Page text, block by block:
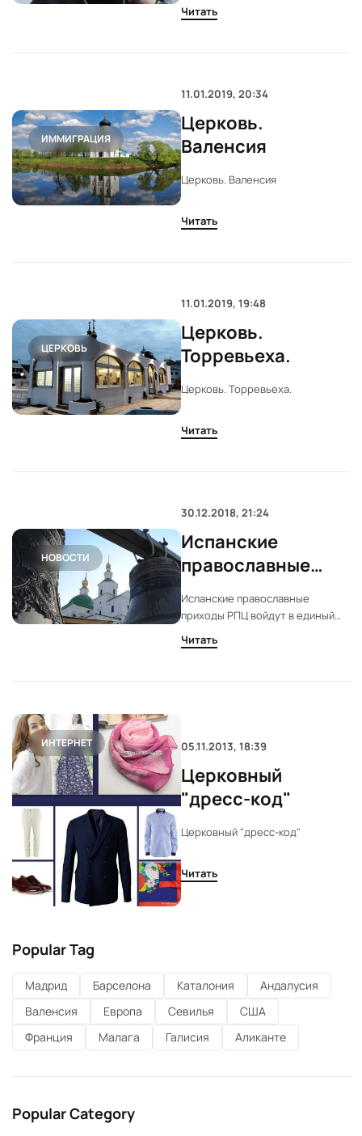
русской церкви
РПЦ
Читать
ИММИГРАЦИЯ
11.01.2019, 20:34
Церковь.
Валенсия
Церковь. Валенсия
Читать
ЦЕРКОВЬ
11.01.2019, 19:48
Церковь.
Торревьеха.
Церковь. Торревьеха.
Читать
НОВОСТИ
30.12.2018, 21:24
Испанские
православные
приходы РПЦ
войдут в единый
западный
Испанские православные
приходы РПЦ войдут в единый
западный экзархат
Читать
ИНТЕРНЕТ 05.11.2013, 18:39
Церковный
"дресс-код"
Церковный "дресс-код"
Читать
Popular Tag
Мадрид Барселона Каталония
Андалусия
Валенсия
Европа Севилья
США
Франция
Малага Галисия Аликанте
Popular Category